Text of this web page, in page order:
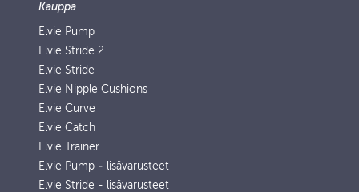
Kauppa
Elvie Pump
Elvie Stride 2
Elvie Stride
Elvie Nipple Cushions
Elvie Curve
Elvie Catch
Elvie Trainer
Elvie Pump ‑ lisävarusteet
Elvie Stride - lisävarusteet